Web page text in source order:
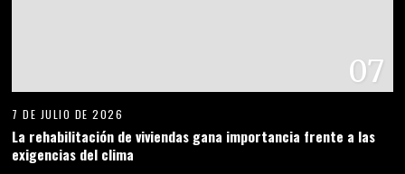
07
7 DE JULIO DE 2026
La rehabilitación de viviendas gana importancia frente a las
exigencias del clima